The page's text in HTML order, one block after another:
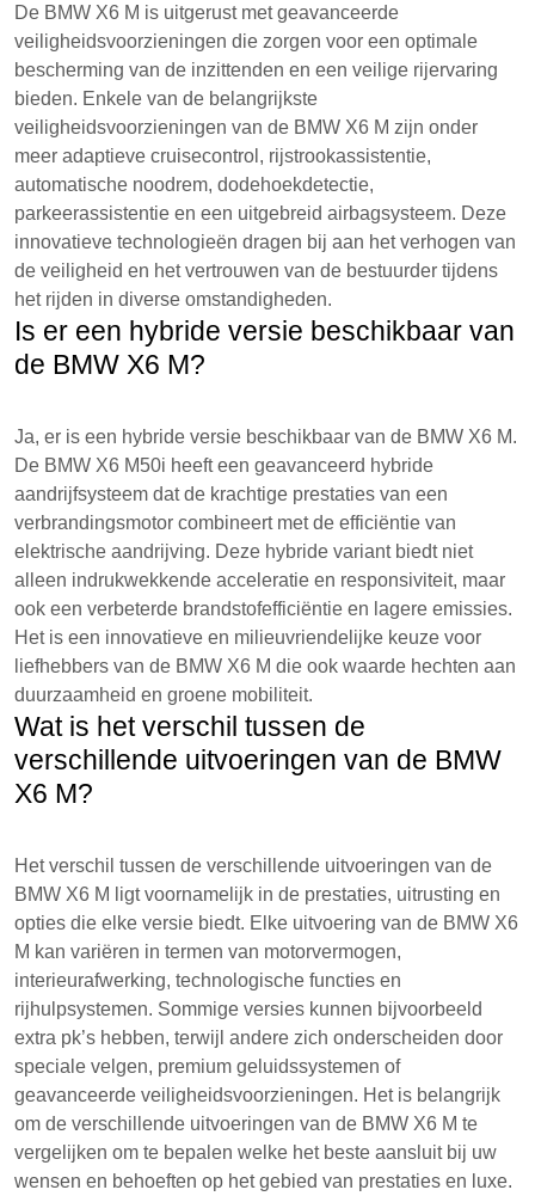
De BMW X6 M is uitgerust met geavanceerde
veiligheidsvoorzieningen die zorgen voor een optimale
bescherming van de inzittenden en een veilige rijervaring
bieden. Enkele van de belangrijkste
veiligheidsvoorzieningen van de BMW X6 M zijn onder
meer adaptieve cruisecontrol, rijstrookassistentie,
automatische noodrem, dodehoekdetectie,
parkeerassistentie en een uitgebreid airbagsysteem. Deze
innovatieve technologieën dragen bij aan het verhogen van
de veiligheid en het vertrouwen van de bestuurder tijdens
het rijden in diverse omstandigheden.
Is er een hybride versie beschikbaar van
de BMW X6 M?
Ja, er is een hybride versie beschikbaar van de BMW X6 M.
De BMW X6 M50i heeft een geavanceerd hybride
aandrijfsysteem dat de krachtige prestaties van een
verbrandingsmotor combineert met de efficiëntie van
elektrische aandrijving. Deze hybride variant biedt niet
alleen indrukwekkende acceleratie en responsiviteit, maar
ook een verbeterde brandstofefficiëntie en lagere emissies.
Het is een innovatieve en milieuvriendelijke keuze voor
liefhebbers van de BMW X6 M die ook waarde hechten aan
duurzaamheid en groene mobiliteit.
Wat is het verschil tussen de
verschillende uitvoeringen van de BMW
X6 M?
Het verschil tussen de verschillende uitvoeringen van de
BMW X6 M ligt voornamelijk in de prestaties, uitrusting en
opties die elke versie biedt. Elke uitvoering van de BMW X6
M kan variëren in termen van motorvermogen,
interieurafwerking, technologische functies en
rijhulpsystemen. Sommige versies kunnen bijvoorbeeld
extra pk’s hebben, terwijl andere zich onderscheiden door
speciale velgen, premium geluidssystemen of
geavanceerde veiligheidsvoorzieningen. Het is belangrijk
om de verschillende uitvoeringen van de BMW X6 M te
vergelijken om te bepalen welke het beste aansluit bij uw
wensen en behoeften op het gebied van prestaties en luxe.